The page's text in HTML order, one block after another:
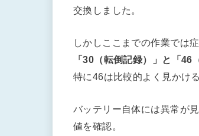
交換しました。
しかしここまでの作業では
「30（転倒記録）」と「46
特に46は比較的よく見かけ
バッテリー自体には異常が
値を確認。